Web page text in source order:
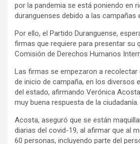
por la pandemia se está poniendo en
duranguenses debido a las campañas
Por ello, el Partido Duranguense,
firmas que requiere para presentar su
Comisión de Derechos Humanos
Las firmas se empezaron a recolectar
de inicio de campaña, en los diversos
del estado, afirmando Verónica
muy buena respuesta de la ciudadanía.
Acosta, aseguró que se están
diarias del covid-19, al afirmar que al
60 personas, incluyendo parte del